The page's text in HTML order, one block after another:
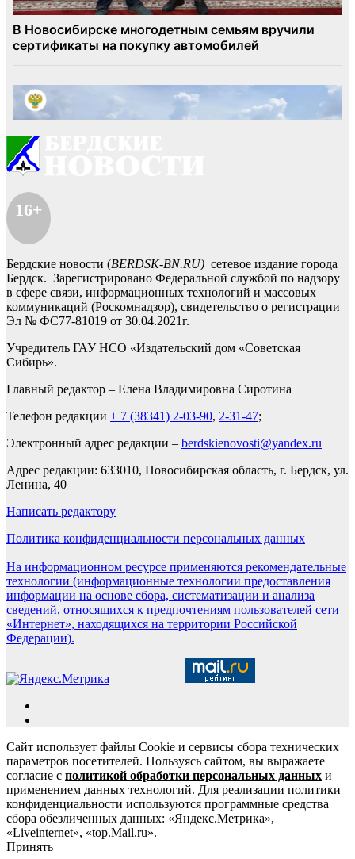
16+
Бердские новости (BERDSK-BN.RU) сетевое издание города
Бердск. Зарегистрировано Федеральной службой по надзору
в сфере связи, информационных технологий и массовых
коммуникаций (Роскомнадзор), свидетельство о регистрации
Эл № ФС77-81019 от 30.04.2021г.
Учредитель ГАУ НСО «Издательский дом «Советская
Сибирь».
Главный редактор – Елена Владимировна Сиротина
Телефон редакции + 7 (38341) 2-03-90, 2-31-47;
Электронный адрес редакции – berdskienovosti@yandex.ru
Адрес редакции: 633010, Новосибирская область, г. Бердск, ул.
Ленина, 40
Написать редактору
Политика конфиденциальности персональных данных
На информационном ресурсе применяются рекомендательные
технологии (информационные технологии предоставления
информации на основе сбора, систематизации и анализа
сведений, относящихся к предпочтениям пользователей сети
«Интернет», находящихся на территории Российской
Федерации).
Сайт использует файлы Cookie и сервисы сбора технических
параметров посетителей. Пользуясь сайтом, вы выражаете
согласие с политикой обработки персональных данных и
применением данных технологий. Для реализации политики
конфиденциальности используются программные средства
сбора обезличенных данных: «Яндекс.Метрика»,
«Liveinternet», «top.Mail.ru».
Принять